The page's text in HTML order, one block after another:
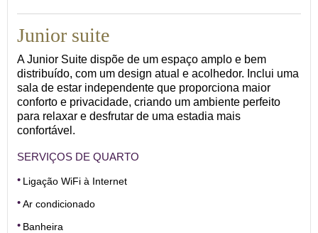
Junior suite
A Junior Suite dispõe de um espaço amplo e bem
distribuído, com um design atual e acolhedor. Inclui uma
sala de estar independente que proporciona maior
conforto e privacidade, criando um ambiente perfeito
para relaxar e desfrutar de uma estadia mais
confortável.
SERVIÇOS DE QUARTO
Ligação WiFi à Internet
Ar condicionado
Banheira